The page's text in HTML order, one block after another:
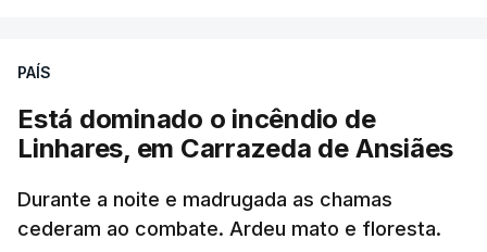
PAÍS
Está dominado o incêndio de
Linhares, em Carrazeda de Ansiães
Durante a noite e madrugada as chamas
cederam ao combate. Ardeu mato e floresta.